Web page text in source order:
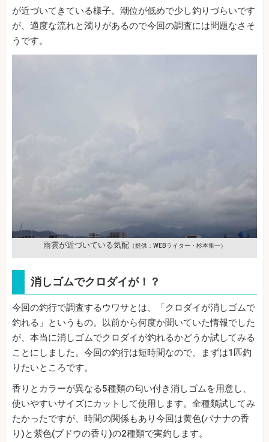
が近づいてきている様子。潮位が低めで少し釣りづらいです
が、適度な流れと濁りがあるので今回の調査には問題なさそ
うです。
雨雲が近づいている気配（提供：WEBライター・杉本隼一）
消しゴムでクロダイが！？
今回の釣行で調査するウワサとは、「クロダイが消しゴムで
釣れる」というもの。以前から何度か聞いていた情報でした
が、本当に消しゴムでクロダイが釣れるかどうか試してみる
ことにしました。今回の釣行は短時間なので、まずは1匹釣
りたいところです。
香りとカラーが異なる5種類の匂い付き消しゴムを用意し、
使いやすいサイズにカットして使用します。全種類試してみ
たかったですが、時間の関係もあり今回は黄色(バナナの香
り)と紫色(ブドウの香り)の2種類で実釣します。